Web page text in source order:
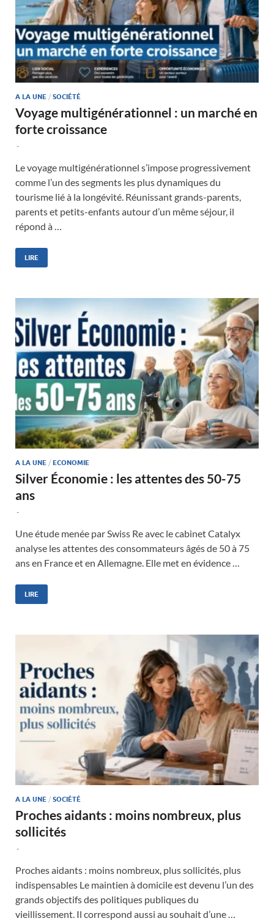
A LA UNE / SOCIÉTÉ
Voyage multigénérationnel : un marché en
forte croissance
-
Le voyage multigénérationnel s’impose progressivement
comme l’un des segments les plus dynamiques du
tourisme lié à la longévité. Réunissant grands-parents,
parents et petits-enfants autour d’un même séjour, il
répond à …
LIRE
A LA UNE / ECONOMIE
Silver Économie : les attentes des 50-75
ans
-
Une étude menée par Swiss Re avec le cabinet Catalyx
analyse les attentes des consommateurs âgés de 50 à 75
ans en France et en Allemagne. Elle met en évidence …
LIRE
A LA UNE / SOCIÉTÉ
Proches aidants : moins nombreux, plus
sollicités
-
Proches aidants : moins nombreux, plus sollicités, plus
indispensables Le maintien à domicile est devenu l’un des
grands objectifs des politiques publiques du
vieillissement. Il correspond aussi au souhait d’une …